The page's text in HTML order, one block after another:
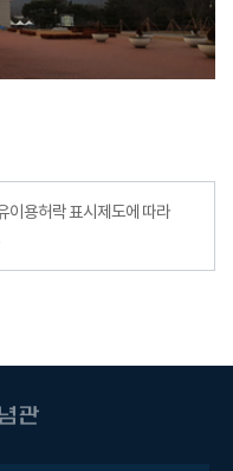
이용허락 표시제도에 따라